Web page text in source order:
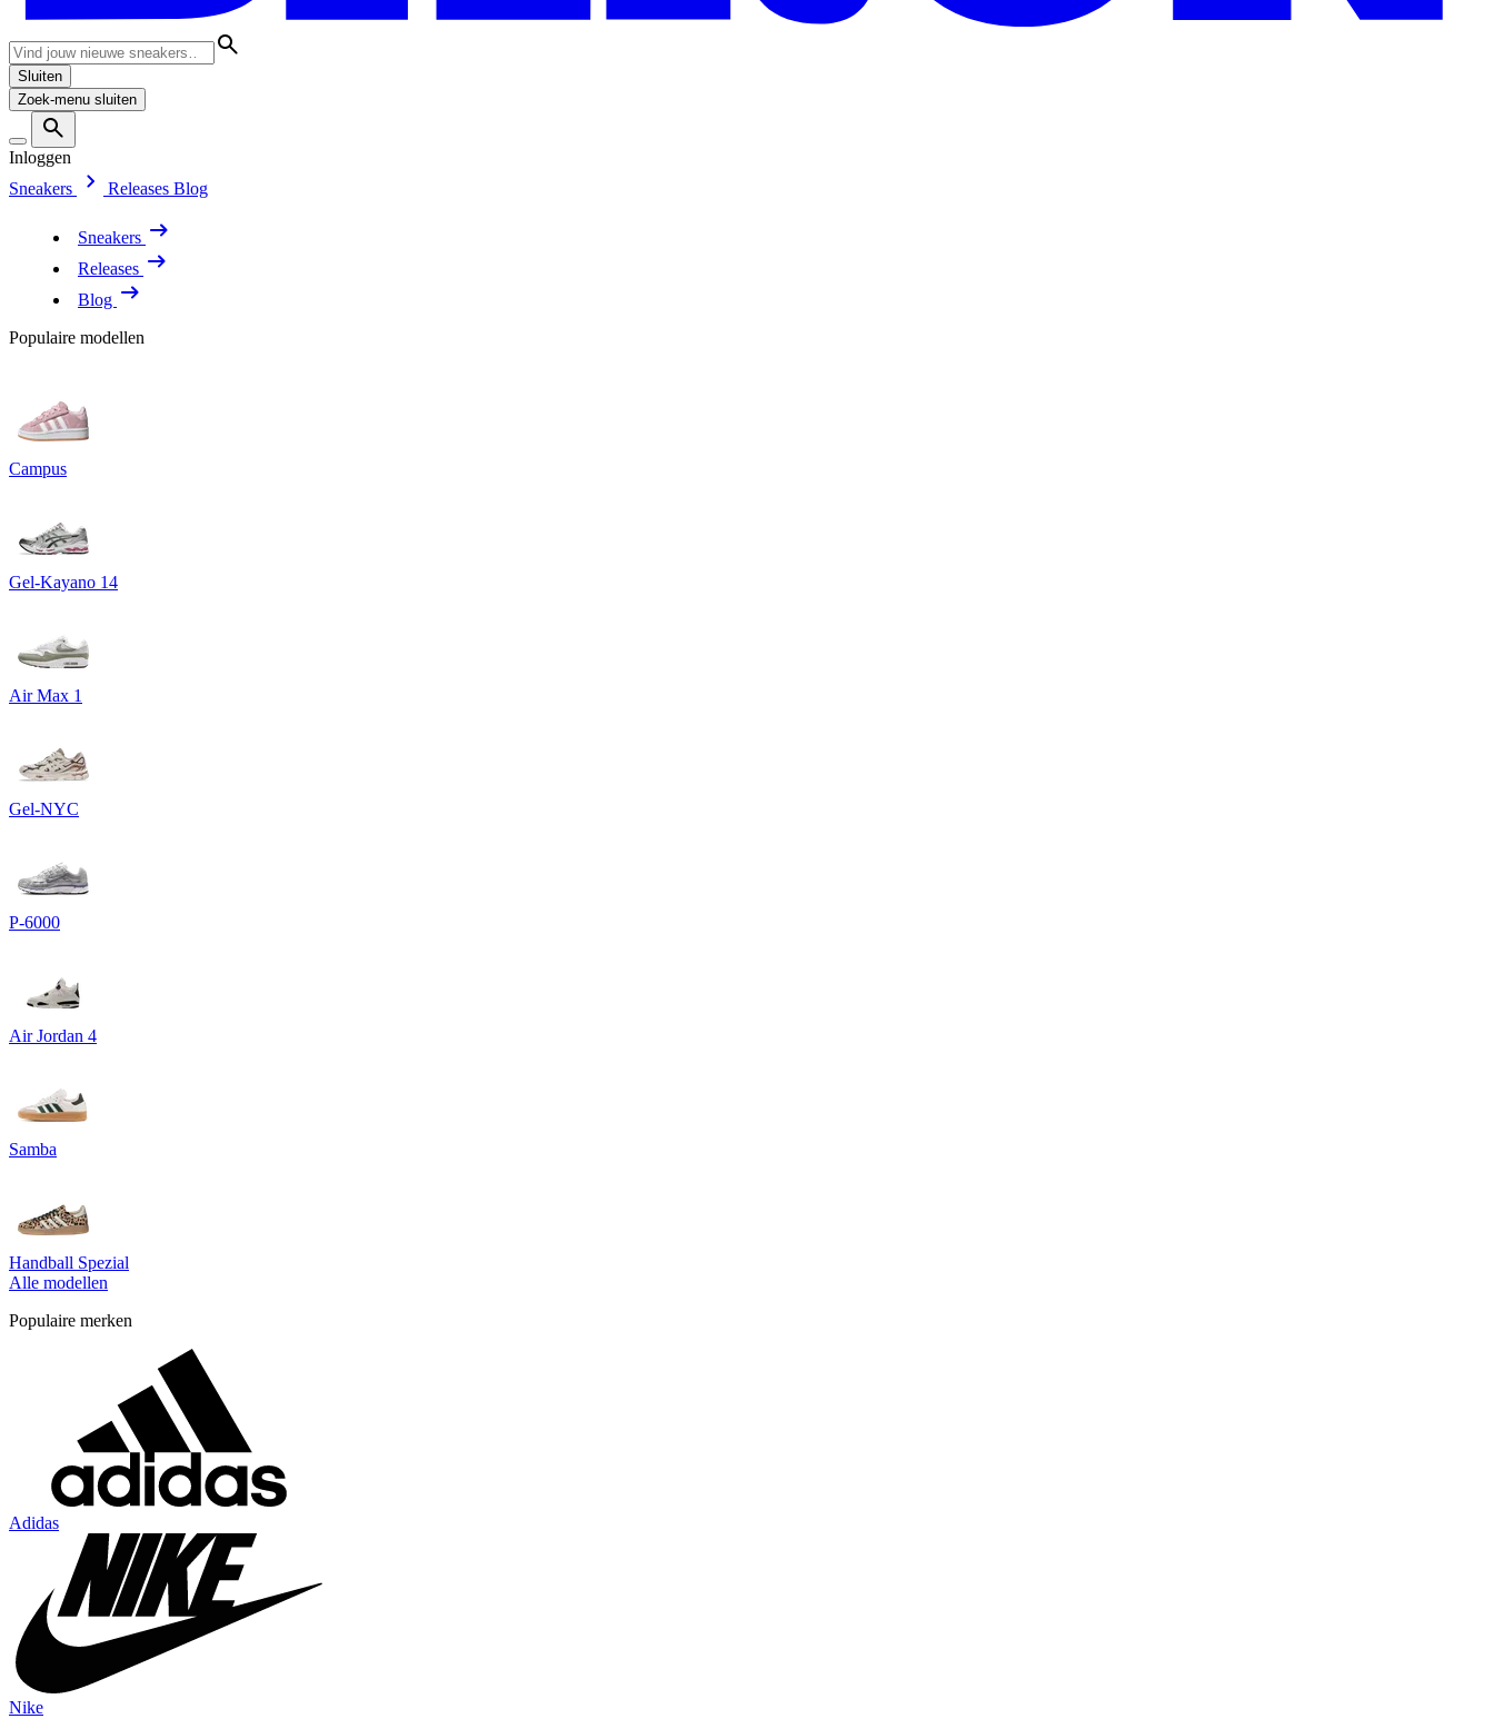
Sluiten
Zoek-menu sluiten
Inloggen
Sneakers
Releases Blog
Sneakers
Releases
Blog
Populaire modellen
Campus
Gel-Kayano 14
Air Max 1
Gel-NYC
P-6000
Air Jordan 4
Samba
Handball Spezial
Alle modellen
Populaire merken
Adidas
Nike